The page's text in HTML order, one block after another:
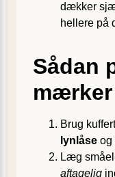
dækker
hellere på
Sådan
Brug
lynlåse og
Læg
aftagelig